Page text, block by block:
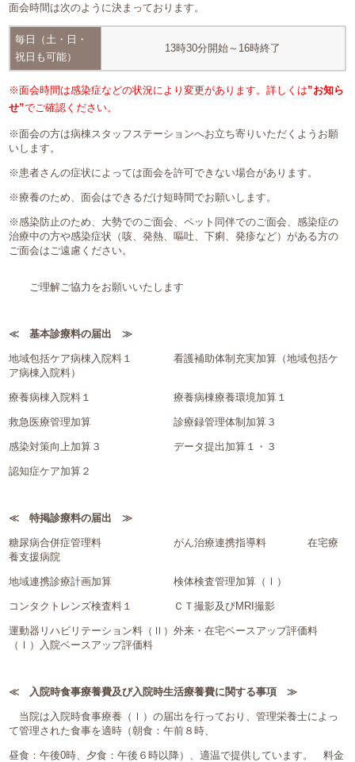
面会時間は次のように決まっております。
毎日（土・日・
祝日も可能）
13時30分開始～16時終了
※面会時間は感染症などの状況により変更があります。詳しくは”お知ら
せ”でご確認ください。
※面会の方は病棟スタッフステーションへお立ち寄りいただくようお願
いします。
※患者さんの症状によっては面会を許可できない場合があります。
※療養のため、面会はできるだけ短時間でお願いします。
※感染防止のため、大勢でのご面会、ペット同伴でのご面会、感染症の
治療中の方や感染症状（咳、発熱、嘔吐、下痢、発疹など）がある方の
ご面会はご遠慮ください。
ご理解ご協力をお願いいたします
≪ 基本診療料の届出 ≫
地域包括ケア病棟入院料１ 看護補助体制充実加算（地域包括ケ
ア病棟入院料）
療養病棟入院料１ 療養病棟療養環境加算１
救急医療管理加算 診療録管理体制加算３
感染対策向上加算３ データ提出加算１・３
認知症ケア加算２
≪ 特掲診療料の届出 ≫
糖尿病合併症管理料 がん治療連携指導料 在宅療
養支援病院
地域連携診療計画加算 検体検査管理加算（Ⅰ）
コンタクトレンズ検査料１ ＣＴ撮影及びMRI撮影
運動器リハビリテーション料（Ⅱ）外来・在宅ベースアップ評価料
（Ⅰ）入院ベースアップ評価料
≪ 入院時食事療養費及び入院時生活療養費に関する事項 ≫
当院は入院時食事療養（Ⅰ）の届出を行っており、管理栄養士によっ
て管理された食事を適時（朝食：午前８時、
昼食：午後0時、夕食：午後６時以降）、適温で提供しています。 料金